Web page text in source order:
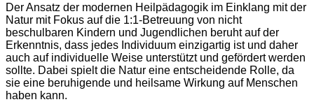
Der Ansatz der modernen Heilpädagogik im Einklang mit der
Natur mit Fokus auf die 1:1-Betreuung von nicht
beschulbaren Kindern und Jugendlichen beruht auf der
Erkenntnis, dass jedes Individuum einzigartig ist und daher
auch auf individuelle Weise unterstützt und gefördert werden
sollte. Dabei spielt die Natur eine entscheidende Rolle, da
sie eine beruhigende und heilsame Wirkung auf Menschen
haben kann.